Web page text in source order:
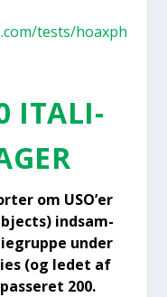
tests/hoaxph
ITA­LI­
om USO’er
ind­sam­
under
(og ledet af
200.